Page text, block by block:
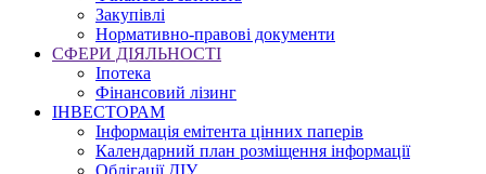
Закупівлі
Нормативно-правові документи
СФЕРИ ДІЯЛЬНОСТІ
Іпотека
Фінансовий лізинг
ІНВЕСТОРАМ
Інформація емітента цінних паперів
Календарний план розміщення інформації
Облігації ДІУ